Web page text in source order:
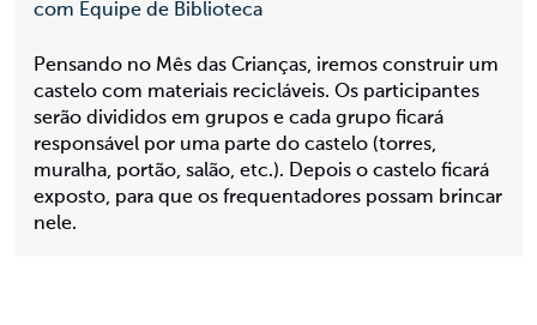
com Equipe de Biblioteca
Pensando no Mês das Crianças, iremos construir um
castelo com materiais recicláveis. Os participantes
serão divididos em grupos e cada grupo ficará
responsável por uma parte do castelo (torres,
muralha, portão, salão, etc.). Depois o castelo ficará
exposto, para que os frequentadores possam brincar
nele.